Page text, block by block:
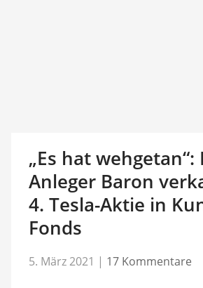
„Es hat wehgetan“:
Anleger Baron
4. Tesla-Aktie in
Fonds
5. März 2021 | 17 Kommentare